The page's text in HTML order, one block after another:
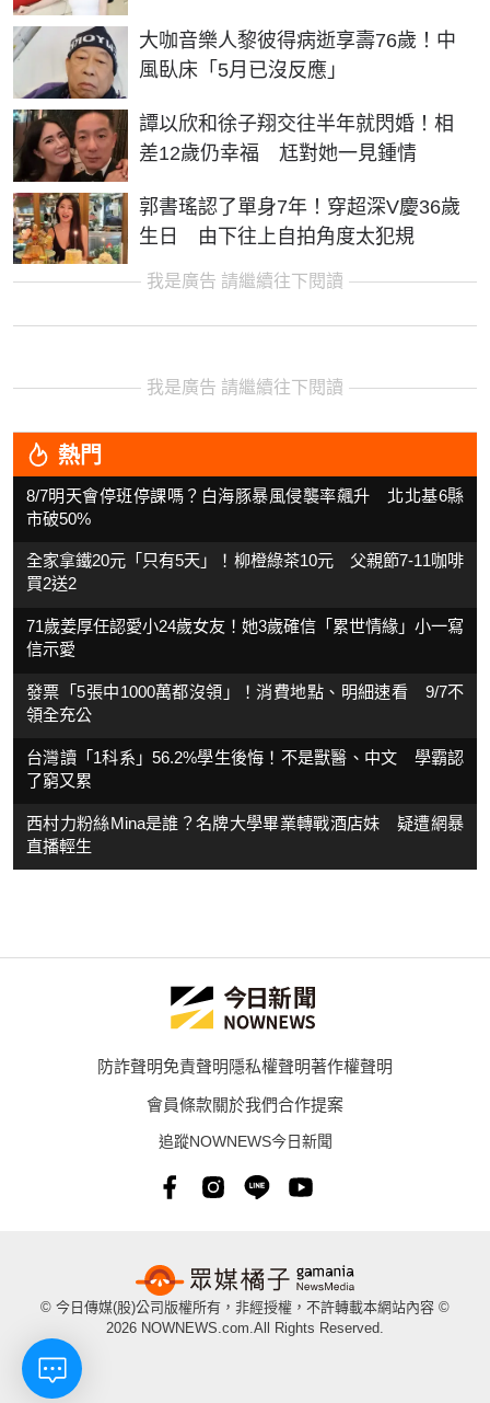
大咖音樂人黎彼得病逝享壽76歲！中
風臥床「5月已沒反應」
譚以欣和徐子翔交往半年就閃婚！相
差12歲仍幸福 尪對她一見鍾情
郭書瑤認了單身7年！穿超深V慶36歲
生日 由下往上自拍角度太犯規
我是廣告 請繼續往下閱讀
我是廣告 請繼續往下閱讀
熱門
8/7明天會停班停課嗎？白海豚暴風侵襲率飆升 北北基6縣
市破50%
全家拿鐵20元「只有5天」！柳橙綠茶10元 父親節7-11咖啡
買2送2
71歲姜厚任認愛小24歲女友！她3歲確信「累世情緣」小一寫
信示愛
發票「5張中1000萬都沒領」！消費地點、明細速看 9/7不
領全充公
台灣讀「1科系」56.2%學生後悔！不是獸醫、中文 學霸認
了窮又累
西村力粉絲Mina是誰？名牌大學畢業轉戰酒店妹 疑遭網暴
直播輕生
防詐聲明免責聲明隱私權聲明著作權聲明
會員條款關於我們合作提案
追蹤NOWNEWS今日新聞
© 今日傳媒(股)公司版權所有，非經授權，不許轉載本網站內容 ©
2026 NOWNEWS.com.All Rights Reserved.